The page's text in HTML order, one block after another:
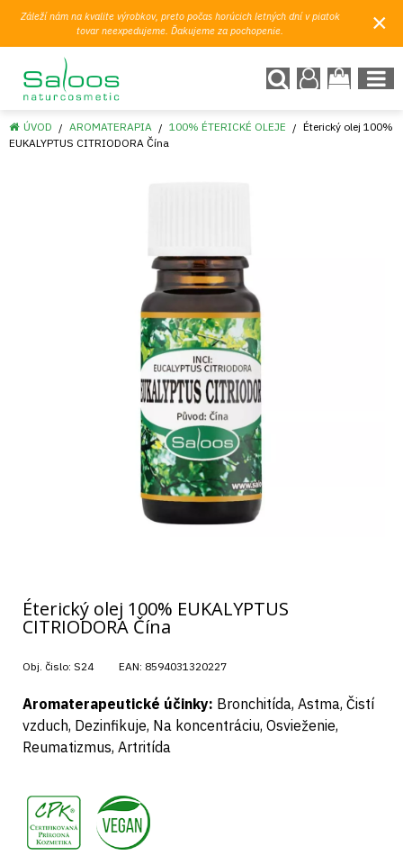
Záleží nám na kvalite výrobkov, preto počas horúcich letných dní v piatok
tovar neexpedujeme. Ďakujeme za pochopenie.
×
ÚVOD AROMATERAPIA 100% ÉTERICKÉ OLEJE
Éterický olej 100%
EUKALYPTUS CITRIODORA Čína
Éterický olej 100% EUKALYPTUS
CITRIODORA Čína
Obj. čislo: S24 EAN: 8594031320227
Aromaterapeutické účinky: Bronchitída, Astma, Čistí
vzduch, Dezinfikuje, Na koncentráciu, Osvieženie,
Reumatizmus, Artritída